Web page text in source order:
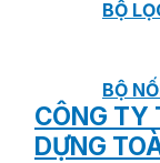
BỘ
BỘ
CÔNG TY
DỰNG